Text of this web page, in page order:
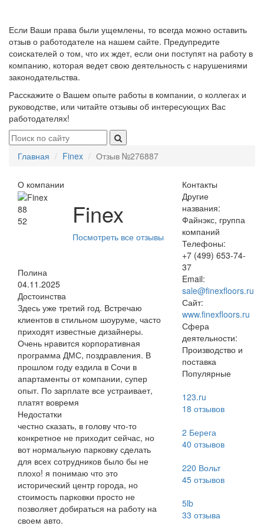
Если Ваши права были ущемлены, то всегда можно оставить
отзыв о работодателе на нашем сайте. Предупредите
соискателей о том, что их ждет, если они поступят на работу в
компанию, которая ведет свою деятельность с нарушениями
законодательства.
Расскажите о Вашем опыте работы в компании, о коллегах и
руководстве, или читайте отзывы об интересующих Вас
работодателях!
Главная Finex Отзыв №276887
О компании
88
52
Finex
Посмотреть все отзывы
Полина
04.11.2025
Достоинства
Здесь уже третий год. Встречаю
клиентов в стильном шоуруме, часто
приходят известные дизайнеры.
Очень нравится корпоративная
программа ДМС, поздравления. В
прошлом году ездила в Сочи в
апартаменты от компании, супер
опыт. По зарплате все устраивает,
платят вовремя
Недостатки
честно сказать, в голову что-то
конкретное не приходит сейчас, но
вот нормальную парковку сделать
для всех сотрудников было бы не
плохо! я понимаю что это
исторический центр города, но
стоимость парковки просто не
позволяет добираться на работу на
своем авто.
Контакты
Другие
названия:
Файнэкс, группа
компаний
Телефоны:
+7 (499) 653-74-
37
Email:
sale@finexfloors.ru
Сайт:
www.finexfloors.ru
Сфера
деятельности:
Производство и
поставка
Популярные
123.ru
18 отзывов
2 Берега
40 отзывов
220 Вольт
45отзывов
5lb
33 отзыва